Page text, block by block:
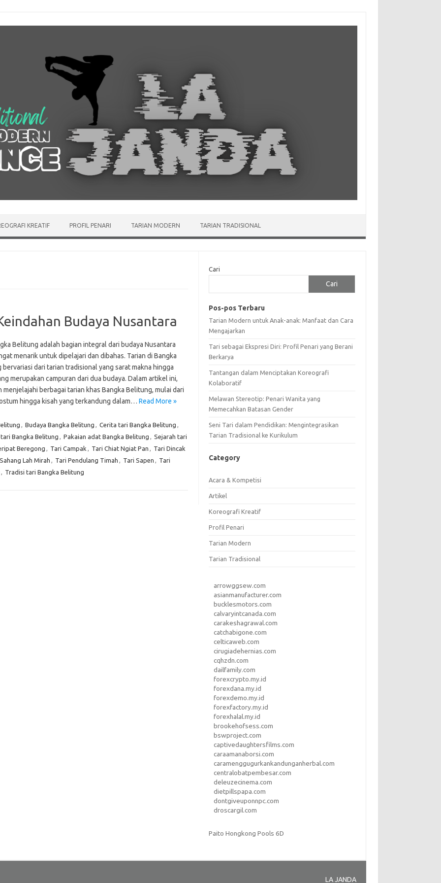
KREATIF PROFIL PENARI TARIAN MODERN TARIAN TRADISIONAL
Budaya Nusantara
Belitung adalah bagian integral dari budaya Nusantara
menarik untuk dipelajari dan dibahas. Tarian di Bangka
dari tarian tradisional yang sarat makna hingga
merupakan campuran dari dua budaya. Dalam artikel ini,
menjelajahi berbagai tarian khas Bangka Belitung, mulai dari
hingga kisah yang terkandung dalam… Read More »
, Budaya Bangka Belitung , Cerita tari Bangka Belitung ,
Bangka Belitung , Pakaian adat Bangka Belitung , Sejarah tari
Beregong , Tari Campak , Tari Chiat Ngiat Pan , Tari Dincak
Lah Mirah , Tari Pendulang Timah , Tari Sapen , Tari
, Tradisi tari Bangka Belitung
Cari
Cari
Pos-pos Terbaru
Tarian Modern untuk Anak-anak: Manfaat dan Cara
Mengajarkan
Tari sebagai Ekspresi Diri: Profil Penari yang Berani
Berkarya
Tantangan dalam Menciptakan Koreografi
Kolaboratif
Melawan Stereotip: Penari Wanita yang
Memecahkan Batasan Gender
Seni Tari dalam Pendidikan: Mengintegrasikan
Tarian Tradisional ke Kurikulum
Category
Acara & Kompetisi
Artikel
Koreografi Kreatif
Profil Penari
Tarian Modern
Tarian Tradisional
arrowggsew.com
asianmanufacturer.com
bucklesmotors.com
calvaryintcanada.com
carakeshagrawal.com
catchabigone.com
celticaweb.com
cirugiadehernias.com
cqhzdn.com
dailfamily.com
forexcrypto.my.id
forexdana.my.id
forexdemo.my.id
forexfactory.my.id
forexhalal.my.id
brookehofsess.com
bswproject.com
captivedaughtersfilms.com
caraamanaborsi.com
caramenggugurkankandunganherbal.com
centralobatpembesar.com
deleuzecinema.com
dietpillspapa.com
dontgiveuponnpc.com
droscargil.com
Paito Hongkong Pools 6D
LA JANDA